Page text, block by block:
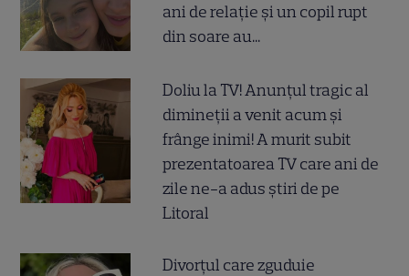
ani de relație și un copil rupt
din soare au...
Doliu la TV! Anunțul tragic al
dimineții a venit acum și
frânge inimi! A murit subit
prezentatoarea TV care ani de
zile ne-a adus știri de pe
Litoral
Divorțul care zguduie